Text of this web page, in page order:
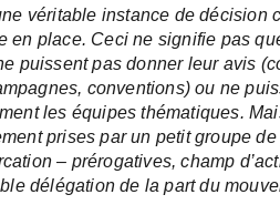
véritable instance de décision
en place. Ceci ne signifie pas
puissent pas donner leur avis
conventions) ou ne
les équipes thématiques.
prises par un petit groupe
– prérogatives, champ
délégation de la part du